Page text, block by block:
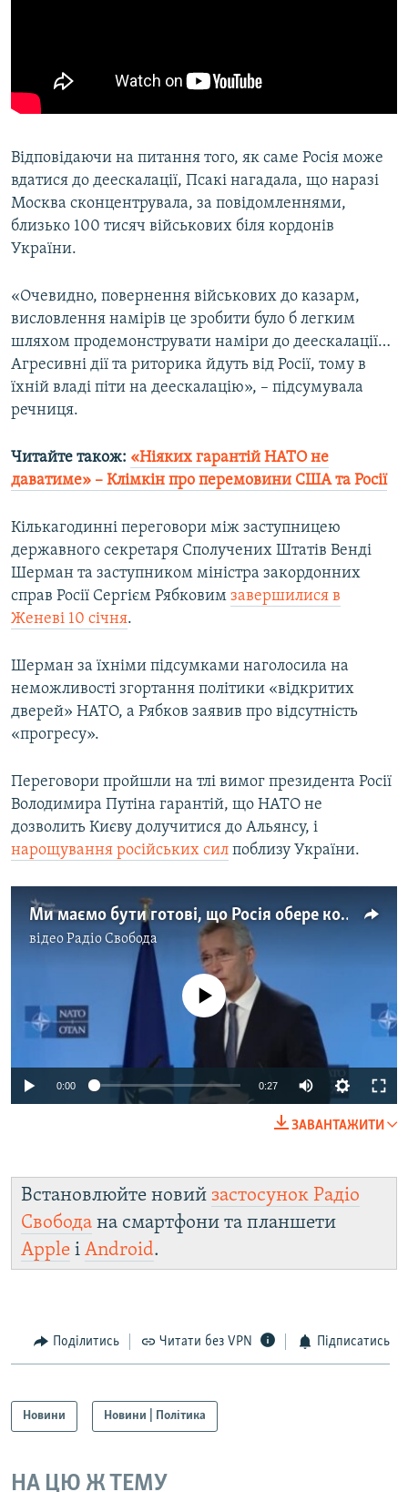
Відповідаючи на питання того, як саме Росія може
вдатися до деескалації, Псакі нагадала, що наразі
Москва сконцентрувала, за повідомленнями,
близько 100 тисяч військових біля кордонів
України.
«Очевидно, повернення військових до казарм,
висловлення намірів це зробити було б легким
шляхом продемонструвати наміри до деескалації…
Агресивні дії та риторика йдуть від Росії, тому в
їхній владі піти на деескалацію», – підсумувала
речниця.
Читайте також: «Ніяких гарантій НАТО не
даватиме» – Клімкін про перемовини США та Росії
Кількагодинні переговори між заступницею
державного секретаря Сполучених Штатів Венді
Шерман та заступником міністра закордонних
справ Росії Сергієм Рябковим завершилися в
Женеві 10 січня.
Шерман за їхніми підсумками наголосила на
неможливості згортання політики «відкритих
дверей» НАТО, а Рябков заявив про відсутність
«прогресу».
Переговори пройшли на тлі вимог президента Росії
Володимира Путіна гарантій, що НАТО не
дозволить Києву долучитися до Альянсу, і
нарощування російських сил поблизу України.
Ми маємо бути готові, що Росія обере конфронтацію замість співпраці – генсекретар НАТО
відеоРадіо Свобода
Auto 240p 360p 480p
720p 1080p
No media source currently available
0:00 0:27
480p
720p
ЗАВАНТАЖИТИ
Встановлюйте новий застосунок Радіо
Свобода на смартфони та планшети
Apple і Android.
Поділитись Читати без VPN Підписатись
Новини Новини | Політика
НА ЦЮ Ж ТЕМУ